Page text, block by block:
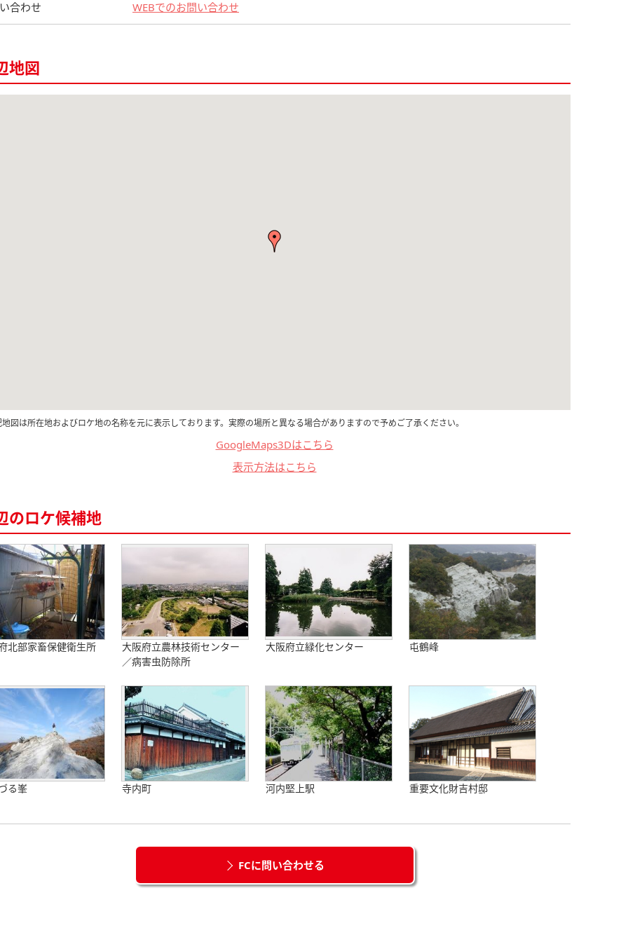
合わせ WEBでのお問い合わせ
地図
図は所在地およびロケ地の名称を元に表示しております。実際の場所と異なる場合がありますので予めご了承ください。
GoogleMaps3Dはこちら
表示方法はこちら
のロケ候補地
北部家畜保健衛生所
大阪府立農林技術センター
／病害虫防除所
大阪府立緑化センター 屯鶴峰
る峯 寺内町 河内堅上駅 重要文化財吉村邸
FCに問い合わせる